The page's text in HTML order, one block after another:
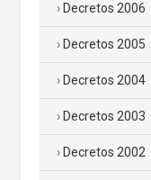
Decretos 2006
Decretos 2005
Decretos 2004
Decretos 2003
Decretos 2002